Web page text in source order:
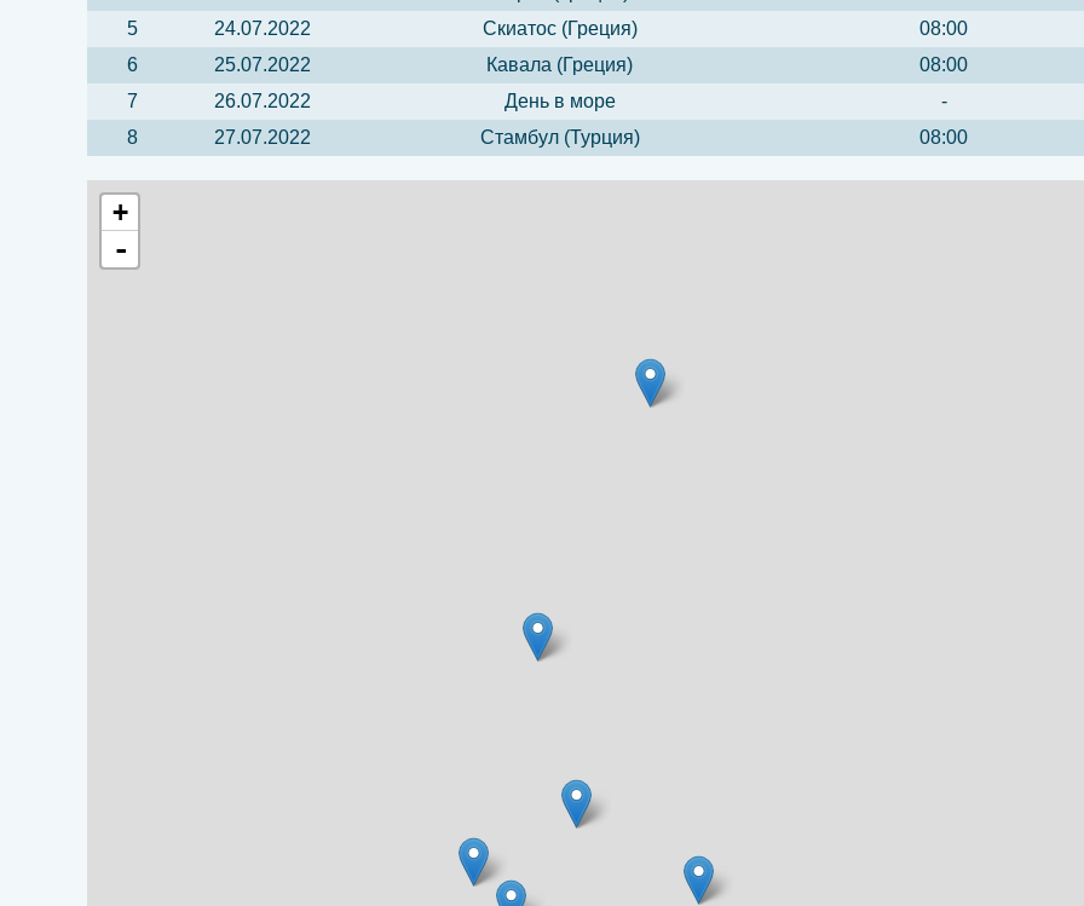
5
24.07.2022 Скиатос (Греция)
08:00
6
25.07.2022 Кавала (Греция)
08:00
7
26.07.2022 День в море
-
8
27.07.2022 Стамбул (Турция) 08:00
+
-